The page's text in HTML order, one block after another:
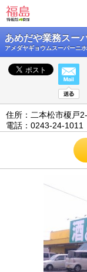
あめだや業務スー
アメダヤギョウムスーパーニ
住所：二本松市榎戸
電話：0243-24-1011